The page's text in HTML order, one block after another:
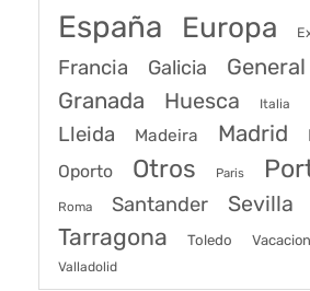
España Europa
Francia Galicia General
Granada Huesca Italia
Lleida Madeira Madrid
Oporto Otros Paris
Roma Santander Sevilla
Tarragona Toledo
Valladolid